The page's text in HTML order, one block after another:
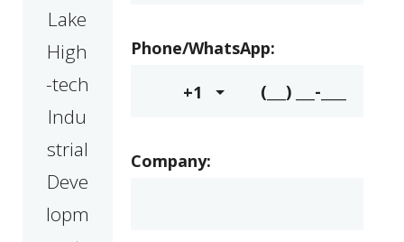
Lake
High
-tech
Indu
strial
Deve
lopm
Phone/WhatsApp:
+1
Company: